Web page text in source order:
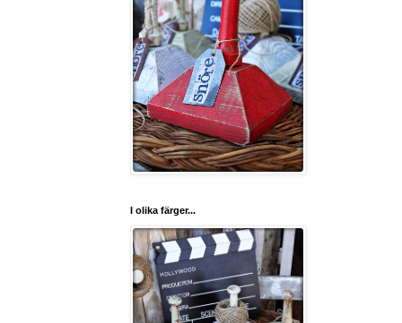
I olika färger...